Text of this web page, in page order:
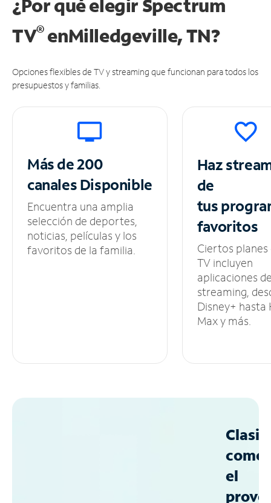
¿Por qué elegir Spectrum
TV®enMilledgeville, TN?
Opciones flexibles de TV y streaming que funcionan para todos los
presupuestos y familias.
Más de 200
canalesDisponible
Encuentra una amplia
selección de deportes,
noticias, películas y los
favoritos de la familia.
Haz
de
tus
favoritos
Ciertos planes
TV incluyen
aplicaciones
streaming,
Disney+ hasta
Max y más.
como
el